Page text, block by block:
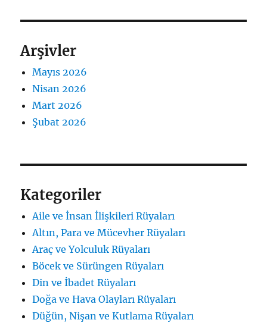
Arşivler
Mayıs 2026
Nisan 2026
Mart 2026
Şubat 2026
Kategoriler
Aile ve İnsan İlişkileri Rüyaları
Altın, Para ve Mücevher Rüyaları
Araç ve Yolculuk Rüyaları
Böcek ve Sürüngen Rüyaları
Din ve İbadet Rüyaları
Doğa ve Hava Olayları Rüyaları
Düğün, Nişan ve Kutlama Rüyaları